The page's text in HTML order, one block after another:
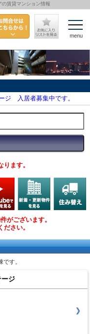
の賃貸マンション情報
ジ 入居者募集中です。
ます。
がございます。
さい。
です。
ージ
menu